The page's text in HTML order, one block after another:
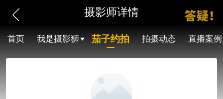
摄影师详情
首页 我是摄影狮 茄子约拍 拍摄动态 直播案例